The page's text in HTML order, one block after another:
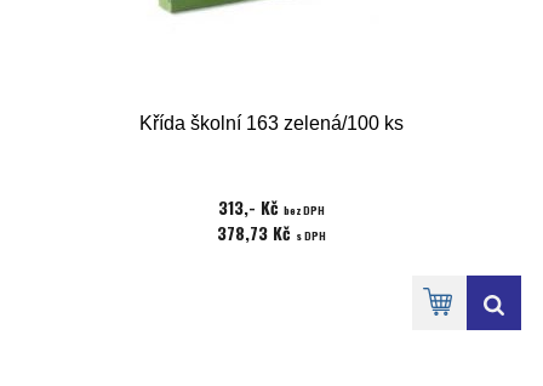
Křída školní 163 zelená/100 ks
313,- Kč bez DPH
378,73 Kč s DPH